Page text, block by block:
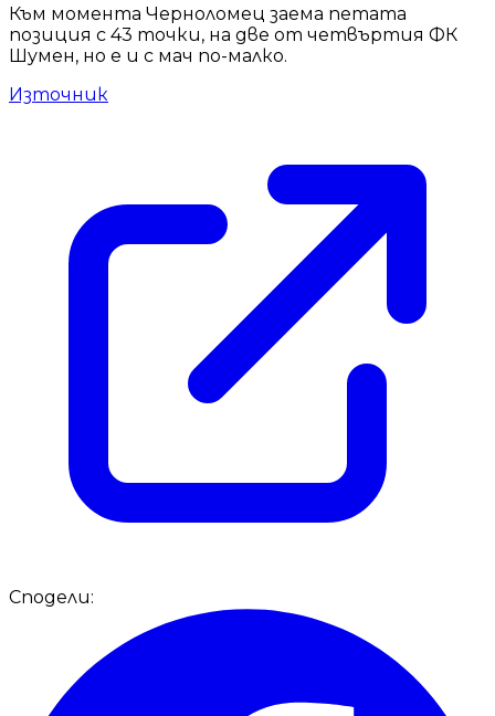
Към момента Черноломец заема петата
позиция с 43 точки, на две от четвъртия ФК
Шумен, но е и с мач по-малко.
Източник
Сподели: